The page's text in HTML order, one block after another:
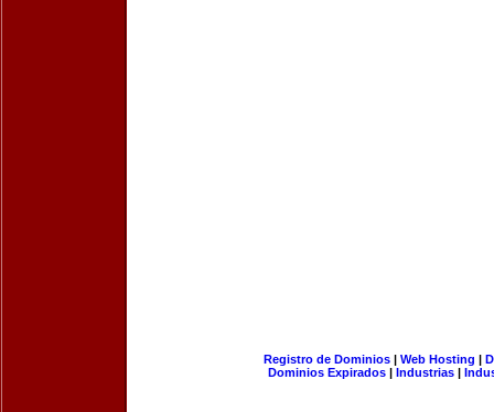
Registro de Dominios| Web Hosting |
Dominios Expirados | Industrias |